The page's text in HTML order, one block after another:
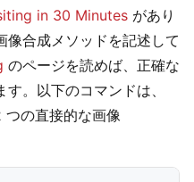
in 30 Minutes があり
像合成メソッドを記述して
のページを読めば、正確な
。以下のコマンドは、
の直接的な画像